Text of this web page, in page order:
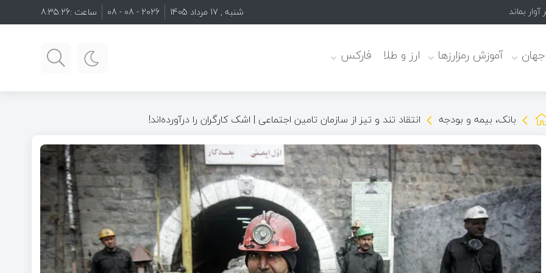
بماند شنبه , 17 مرداد 1405 2026 - 08 - 08 ساعت :8:35:28
جهان آموزش رمزارزها ارز و طلا فارکس
بانک، بیمه و بودجه انتقاد تند و تیز از سازمان تامین اجتماعی | اشک کارگران را درآورده‌اند!